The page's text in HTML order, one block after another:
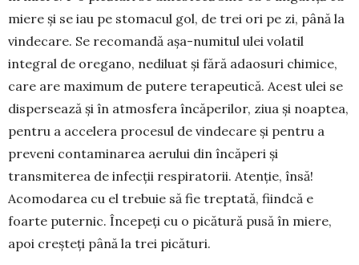
miere și se iau pe stomacul gol, de trei ori pe zi, până la
vindecare. Se recomandă așa-numitul ulei volatil
integral de oregano, nediluat și fără adao­suri chi­mice,
care are maximum de putere terapeu­tică. Acest ulei se
dispersează și în atmo­sfera încă­perilor, ziua și noaptea,
pentru a accelera procesul de vindecare și pentru a
preveni contaminarea aeru­lui din încăperi și
transmiterea de infecții res­pira­torii. Atenție, însă!
Acomodarea cu el tre­buie să fie treptată, fiindcă e
foarte puter­nic. Începeți cu o picătură pusă în miere,
apoi creș­teți până la trei picături.